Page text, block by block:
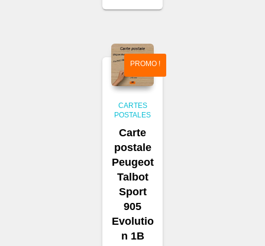
4,00 €.2,50 €.
PROMO !
CARTES
POSTALES
Carte
postale
Peugeot
Talbot
Sport
905
Evolutio
n 1B